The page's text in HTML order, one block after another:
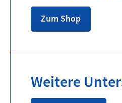
Zum Shop
Weitere